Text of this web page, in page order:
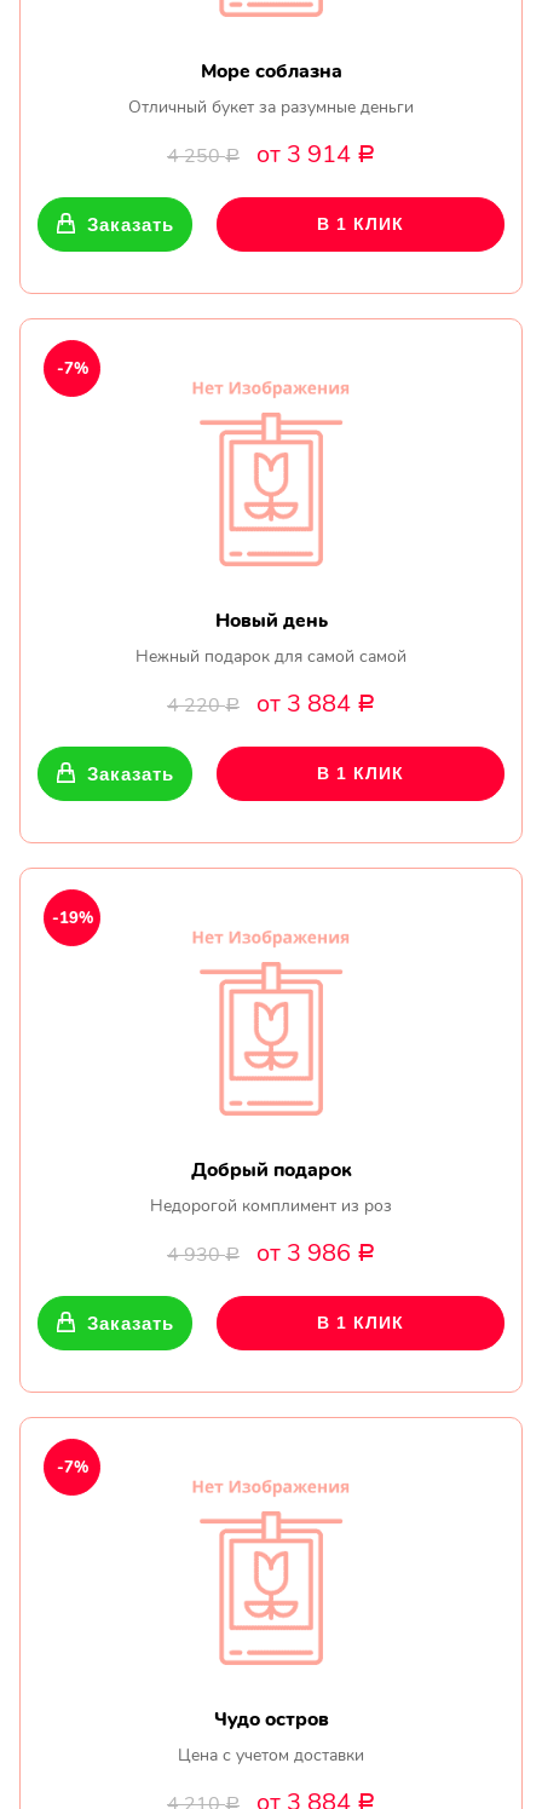
Море соблазна
Отличный букет за разумные деньги
4 250Р от 3 914 Р
Заказать В 1 КЛИК
Новый день
Нежный подарок для самой самой
4 220Р от 3 884 Р
-7%
Заказать В 1 КЛИК
Добрый подарок
Недорогой комплимент из роз
4 930Р от 3 986 Р
-19%
Заказать В 1 КЛИК
Чудо остров
Цена с учетом доставки
Р от 3 884 Р
-7%